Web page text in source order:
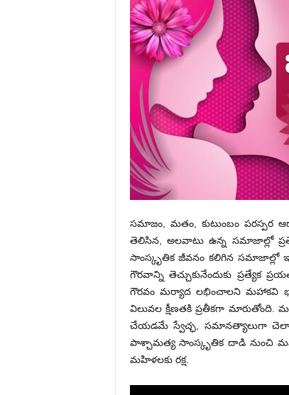
సమాజం, మతం, కుటుంబం పరస్పర
తెలిసిన, అలవాటు ఉన్న సమాజాల్లో
సాంస్కృతిక జీవనం కలిగిన సమాజాల్లో
గౌరవాన్ని తెచ్చుకునేందుకు ప్రత్యేక
గౌరవం మర్యాద లభించాలని మహాకవి
విలువల క్షీణతకి ప్రతీకగా మారుతోంది.
చేయడమే స్వేచ్ఛ, సమానత్యాలుగా
పాశ్చామత్య సాంస్కృతిక దాడి నుంచి
మ‌హిళ‌ల‌కు ర‌క్ష‌.